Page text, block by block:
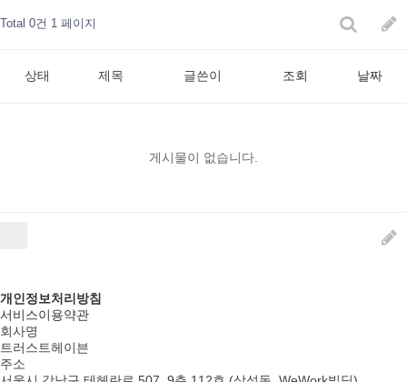
Total 0건 1 페이지
상태 제목 글쓴이 조회 날짜
게시물이 없습니다.
개인정보처리방침
서비스이용약관
회사명
트러스트헤이븐
주소